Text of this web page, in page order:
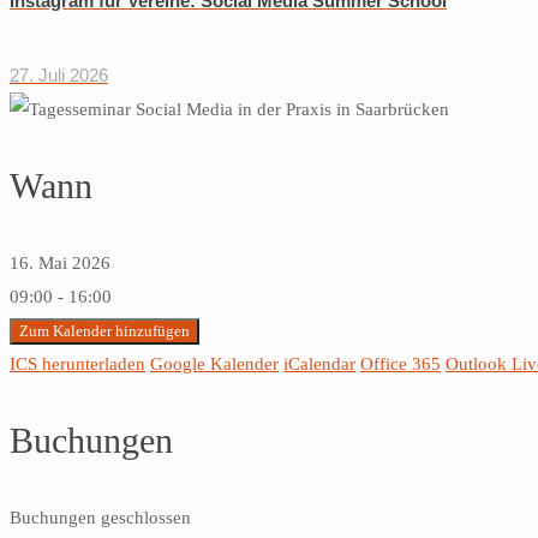
27. Juli 2026
Wann
16. Mai 2026
09:00 - 16:00
Zum Kalender hinzufügen
ICS herunterladen Google Kalender iCalendar Office 365 Outlook
Buchungen
Buchungen geschlossen